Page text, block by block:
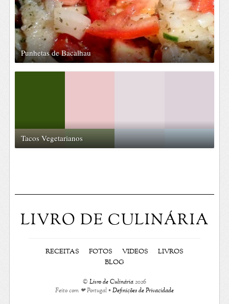
Punhetas de Bacalhau
Tacos Vegetarianos
LIVRO DE CULINÁRIA
RECEITAS FOTOS VIDEOS
LIVROS
BLOG
© Livro de Culinária2026
Feito com ❤ Portugal •Definições de Privacidade